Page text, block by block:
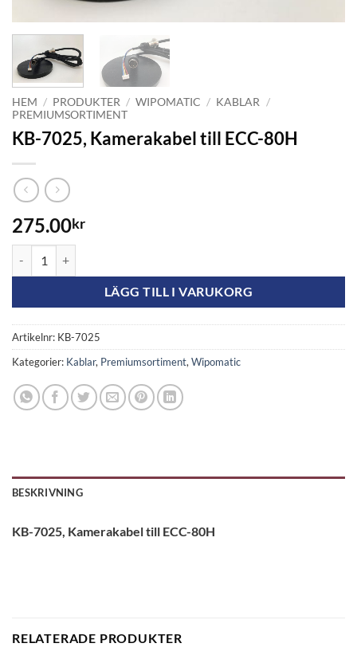
HEM / PRODUKTER / WIPOMATIC / KABLAR /
PREMIUMSORTIMENT
KB-7025, Kamerakabel till ECC-80H
275.00kr
LÄGG TILL I VARUKORG
Artikelnr: KB-7025
Kategorier: Kablar, Premiumsortiment, Wipomatic
BESKRIVNING
KB-7025, Kamerakabel till ECC-80H
RELATERADE PRODUKTER